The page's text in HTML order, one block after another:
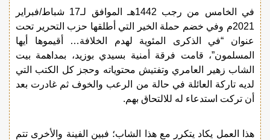
في الخامس من رجب 1442هـ الموافق لـ17 شباط/فبراير
2021م وفي خضم حملة الخير التي أطلقها حزب التحرير تحت
عنوان “في الذكرى المئوية لهدم الخلافة… أقيموها أيها
المسلمون”، قامت فرقة أمنية بسيدي بوزيد، بمداهمة بيت
الشاب زهير العامري وتفتيش محتوياته وحجز كل الكتب التي
لديه تاركة العائلة في حالة من الرعب والخوف ثم غادرت بعد
أن تركت استدعاء له للالتحاق بهم.
هذا العمل يكاد يتكرر مع هذا الشاب؛ فبين الفينة والأخرى تتم